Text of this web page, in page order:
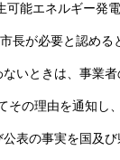
能エネルギー発
長が必要と認める
いときは、事業
の理由を通知し
表の事実を国及び